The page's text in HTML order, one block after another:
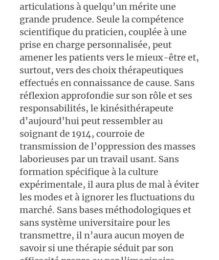
articulations à quelqu’un mérite une
grande prudence. Seule la compétence
scientifique du praticien, couplée à une
prise en charge personnalisée, peut
amener les patients vers le mieux-être et,
surtout, vers des choix thérapeutiques
effectués en connaissance de cause. Sans
réflexion approfondie sur son rôle et ses
responsabilités, le kinésithérapeute
d’aujourd’hui peut ressembler au
soignant de 1914, courroie de
transmission de l’oppression des masses
laborieuses par un travail usant. Sans
formation spécifique à la culture
expérimentale, il aura plus de mal à éviter
les modes et à ignorer les fluctuations du
marché. Sans bases méthodologiques et
sans système universitaire pour les
transmettre, il n’aura aucun moyen de
savoir si une thérapie séduit par son